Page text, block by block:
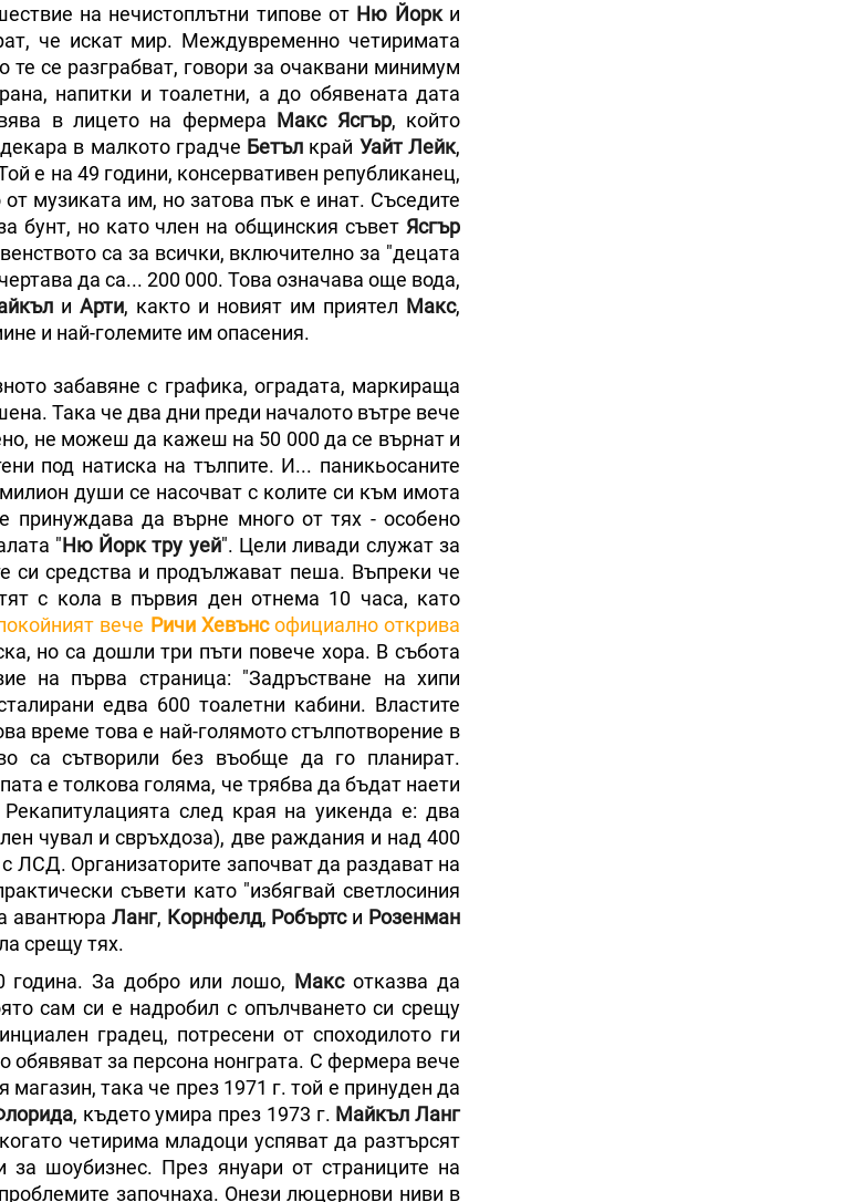
на нечистоплътни типове от Ню Йорки
че искат мир. Междувременно четиримата
те се разграбват, говори за очаквани минимум
напитки и тоалетни, а до обявената дата
в лицето на фермера Макс Ясгър, който
в малкото градче Бетъл край Уайт Лейк,
е на 49 години, консервативен републиканец,
музиката им, но затова пък е инат. Съседите
бунт, но като член на общинския съвет Ясгър
са за всички, включително за "децата
да са... 200 000. Това означава още вода,
и Арти, както и новият им приятел Макс,
и най-големите им опасения.
забавяне с графика, оградата, маркираща
Така че два дни преди началото вътре вече
не можеш да кажеш на 50 000 да се върнат и
под натиска на тълпите. И... паникьосаните
души се насочват с колите си към имота
принуждава да върне много от тях - особено
"Ню Йорк тру уей". Цели ливади служат за
си средства и продължават пеша. Въпреки че
с кола в първия ден отнема 10 часа, като
вече Ричи Хевънсофициално открива
но са дошли три пъти повече хора. В събота
на първа страница: "Задръстване на хипи
едва 600 тоалетни кабини. Властите
време това е най-голямото стълпотворение в
са сътворили без въобще да го планират.
е толкова голяма, че трябва да бъдат наети
след края на уикенда е: два
чувал и свръхдоза), две раждания и над 400
Организаторите започват да раздават на
съвети като "избягвай светлосиния
авантюра Ланг, Корнфелд, Робъртси Розенман
срещу тях.
година. За добро или лошо, Максотказва да
сам си е надробил с опълчването си срещу
градец, потресени от споходилото ги
обявяват за персона нонграта. С фермера вече
така че през 1971 г. той е принуден да
, където умира през 1973 г. Майкъл Ланг
четирима младоци успяват да разтърсят
шоубизнес. През януари от страниците на
започнаха. Онези люцернови ниви в